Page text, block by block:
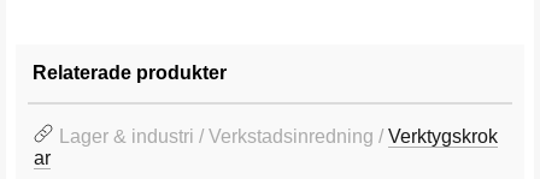
Relaterade produkter
Lager & industri / Verkstadsinredning /Verktygskrok
ar